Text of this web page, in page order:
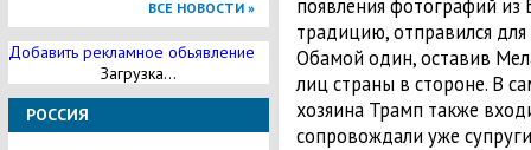
ВСЕ НОВОСТИ »
Добавить рекламное обьявление
Загрузка...
РОССИЯ
появления фотографий
традицию, отправился
Обамой один, оставив
лиц страны в стороне. В
хозяина Трамп также
сопровождали уже